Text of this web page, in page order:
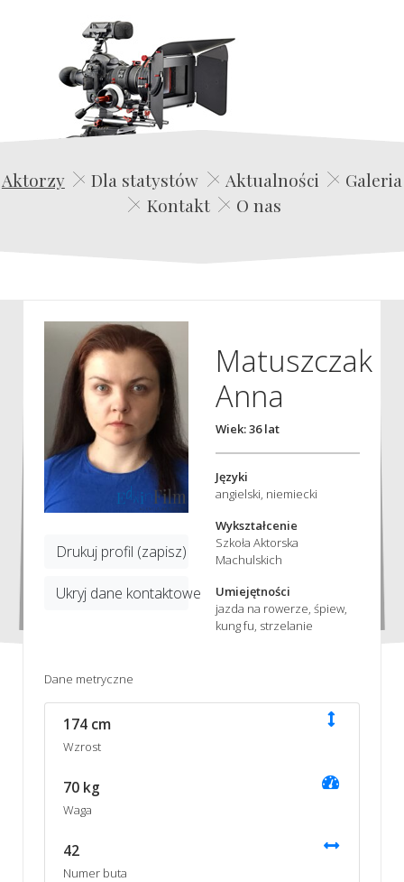
Edwin Film Agencja Aktorska
Aktorzy Dla statystów Aktualności
Galeria
Kontakt
O nas
Drukuj profil (zapisz)
Ukryj dane kontaktowe
Matuszczak
Anna
Wiek: 36 lat
Języki
angielski, niemiecki
Wykształcenie
Szkoła Aktorska
Machulskich
Umiejętności
jazda na rowerze, śpiew,
kung fu, strzelanie
Dane metryczne
174 cm
Wzrost
70 kg
Waga
42
Numer buta